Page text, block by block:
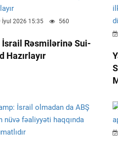
İyul 2026 15:35 560
İsrail Rəsmilərinə Sui-
Hazırlayır